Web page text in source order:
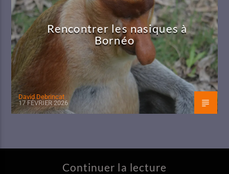
Rencontrer les nasiques à
Bornéo
David Debrincat
17 FÉVRIER 2026
Continuer la lecture